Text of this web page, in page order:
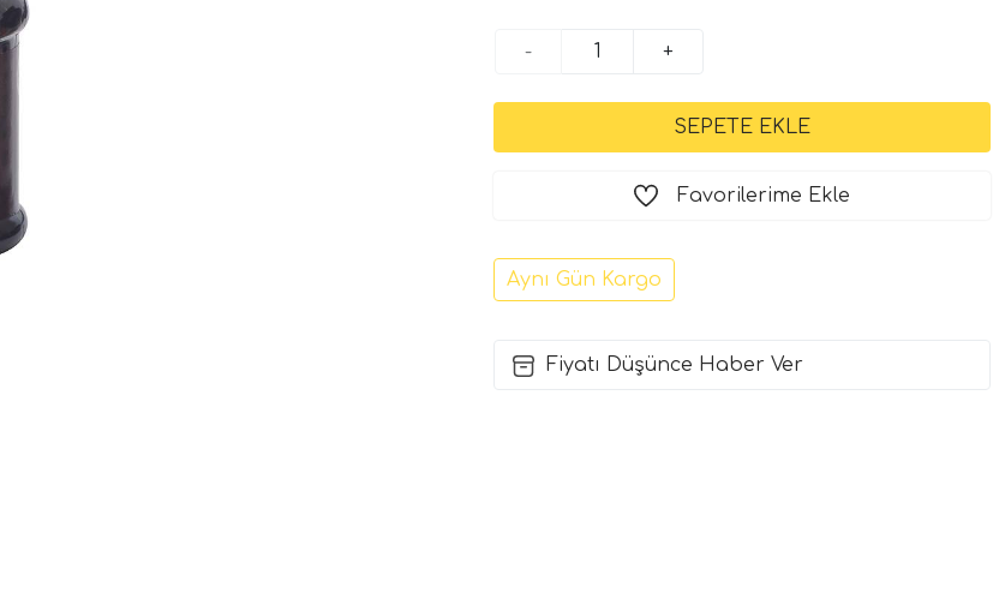
- +
Favorilerime Ekle
Aynı Gün Kargo
Fiyatı Düşünce Haber Ver